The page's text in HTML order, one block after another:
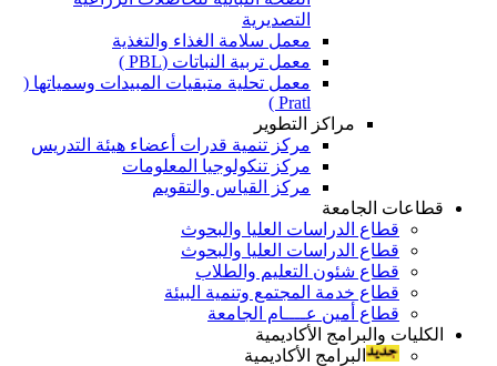
التصديرية
معمل سلامة الغذاء والتغذية
معمل تربية النباتات (PBL )
معمل تحلية متبقيات المبيدات وسمياتها (
Pratl )
مراكز التطوير
مركز تنمية قدرات أعضاء هيئة التدريس
مركز تنكولوجيا المعلومات
مركز القياس والتقويم
قطاعات الجامعة
قطاع الدراسات العليا والبحوث
قطاع الدراسات العليا والبحوث
قطاع شئون التعليم والطلاب
قطاع خدمة المجتمع وتنمية البيئة
قطاع أمين عــــام الجامعة
الكليات والبرامج الأكاديمية
البرامج الأكاديمية